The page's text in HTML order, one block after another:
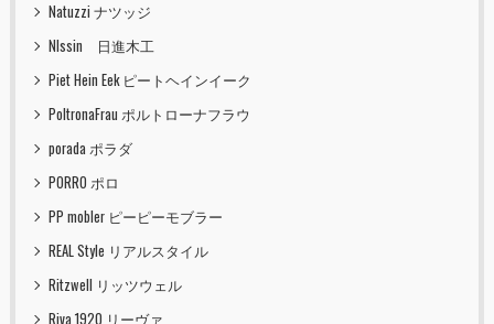
Natuzzi ナツッジ
NIssin 日進木工
Piet Hein Eek ピートヘインイーク
PoltronaFrau ポルトローナフラウ
porada ポラダ
PORRO ポロ
PP mobler ピーピーモブラー
REAL Style リアルスタイル
Ritzwell リッツウェル
Riva 1920 リーヴァ